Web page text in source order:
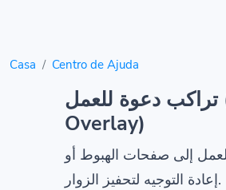
Casa Centro de Ajuda
تراكب دعوة للعمل (CTA
Overlay)
إلى صفحات الهبوط أو
إعادة التوجيه لتحفيز الزوار.